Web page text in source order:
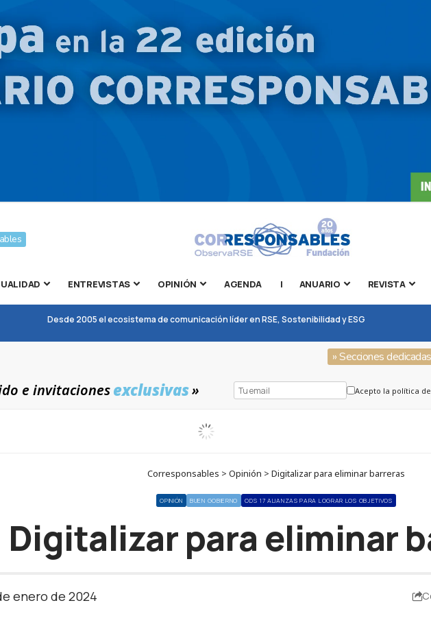
ENTREVISTAS OPINIÓN AGENDA | ANUARIO REVISTA
Desde 2005 el ecosistema de comunicación líder en RSE, Sostenibilidad y ESG
» Secciones
e invitacionesexclusivas» Acepto la política
Corresponsables > Opinión > Digitalizar para eliminar barreras
OPINIÓN BUEN GOBIERNO ODS 17 ALIANZAS PARA LOGRAR LOS OBJETIVOS
Digitalizar para eliminar
enero de 2024